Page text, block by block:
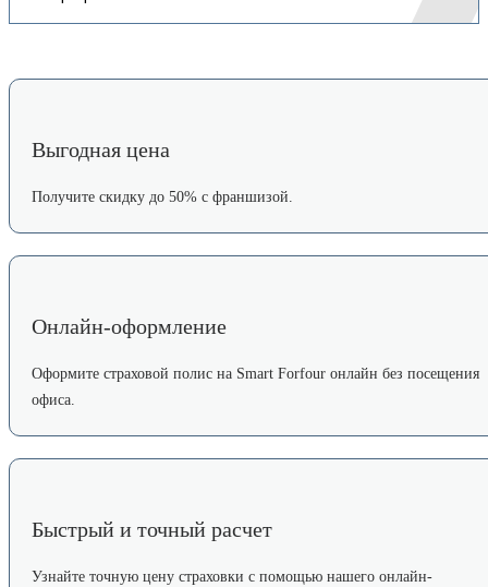
Выгодная цена
Получите скидку до 50% с франшизой.
Онлайн-оформление
Оформите страховой полис на Smart Forfour онлайн без посещения
офиса.
Быстрый и точный расчет
Узнайте точную цену страховки с помощью нашего онлайн-